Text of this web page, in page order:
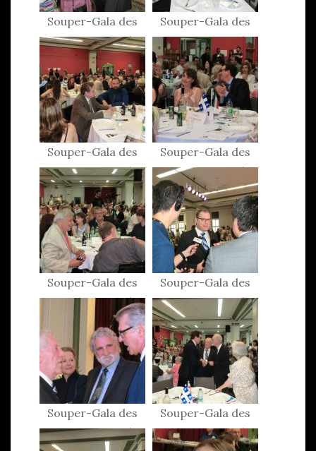
Souper-Gala des
Patriotes 2015
Souper-Gala des
Patriotes 2015
Souper-Gala des
Patriotes 2015
Souper-Gala des
Patriotes 2015
Souper-Gala des
Patriotes 2015
Souper-Gala des
Patriotes 2015
Souper-Gala des
Patriotes 2015
Souper-Gala des
Patriotes 2015